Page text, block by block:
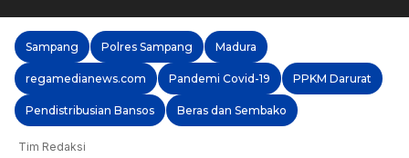
Sampang Polres Sampang Madura
regamedianews.com Pandemi Covid-19 PPKM Darurat
Pendistribusian Bansos Beras dan Sembako
Tim Redaksi